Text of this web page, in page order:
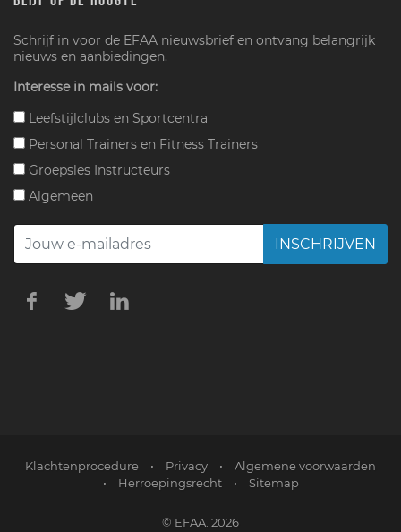
Schrijf in voor de EFAA nieuwsbrief en ontvang belangrijk
nieuws en aanbiedingen.
Interesse in mails voor:
Leefstijlclubs en Sportcentra
Personal Trainers en Fitness Trainers
Groepsles Instructeurs
Algemeen
INSCHRIJVEN
Klachtenprocedure • Privacy •
Algemene voorwaarden
•
Herroepingsrecht • Sitemap
© EFAA. 2026